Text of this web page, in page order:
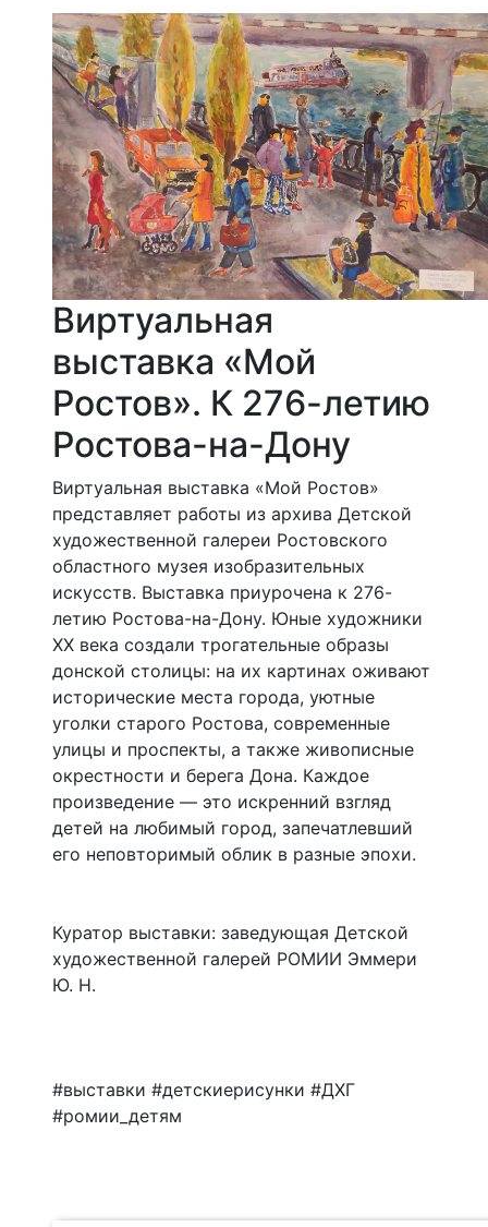
Виртуальная
выставка «Мой
Ростов». К 276-летию
Ростова-на-Дону
Виртуальная выставка «Мой Ростов»
представляет работы из архива Детской
художественной галереи Ростовского
областного музея изобразительных
искусств. Выставка приурочена к 276-
летию Ростова-на-Дону. Юные художники
XX века создали трогательные образы
донской столицы: на их картинах оживают
исторические места города, уютные
уголки старого Ростова, современные
улицы и проспекты, а также живописные
окрестности и берега Дона. Каждое
произведение — это искренний взгляд
детей на любимый город, запечатлевший
его неповторимый облик в разные эпохи.
Куратор выставки: заведующая Детской
художественной галерей РОМИИ Эммери
Ю. Н.
#выставки #детскиерисунки #ДХГ
#ромии_детям